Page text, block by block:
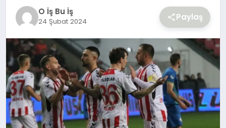
O İş Bu İş
24 Şubat 2024 Paylaş